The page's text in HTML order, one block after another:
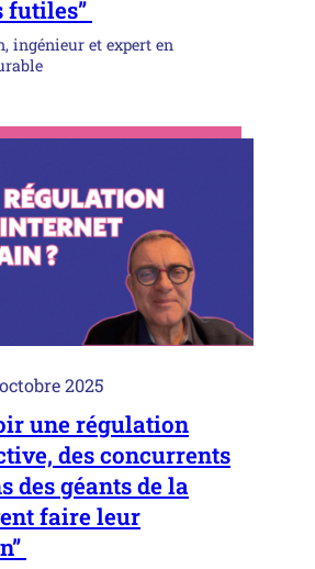
futiles”
ingénieur et expert en
2025
une régulation
des concurrents
des géants de la
faire leur